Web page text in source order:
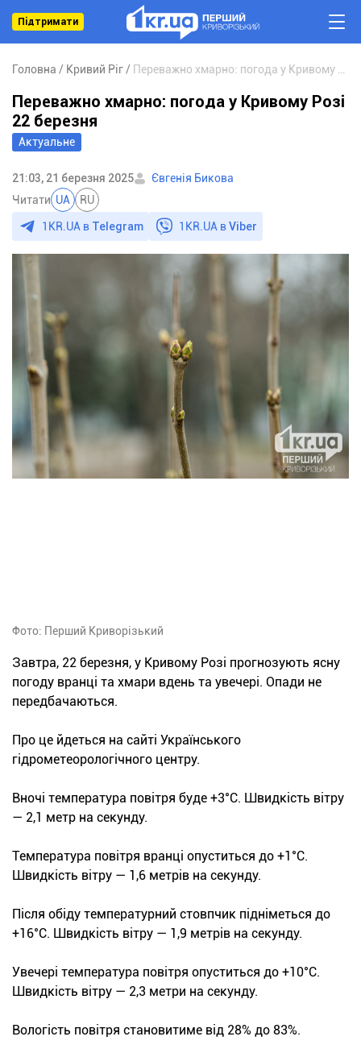
Підтримати
Головна Кривий Ріг
Актуальне
Переважно хмарно: погода у Кривому Розі
22 березня
21:03, 21 березня 2025
Євгенія Бикова
Читати UA RU
1KR.UA в Telegram 1KR.UA вViber
Фото: Перший Криворізький
Завтра, 22 березня, у Кривому Розі прогнозують ясну
погоду вранці та хмари вдень та увечері. Опади не
передбачаються.
Про це йдеться на сайті Українського
гідрометеорологічного центру.
Вночі температура повітря буде +3°С. Швидкість вітру
— 2,1 метр на секунду.
Температура повітря вранці опуститься до +1°С.
Швидкість вітру — 1,6 метрів на секунду.
Після обіду температурний стовпчик підніметься до
+16°С. Швидкість вітру — 1,9 метрів на секунду.
Увечері температура повітря опуститься до +10°С.
Швидкість вітру — 2,3 метри на секунду.
Вологість повітря становитиме від 28% до 83%.